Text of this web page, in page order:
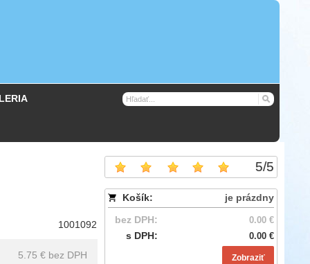
5/5
Košík:
je prázdny
bez DPH:
0.00 €
s DPH: 0.00 €
Zobraziť
1001092
5.75 € bez DPH